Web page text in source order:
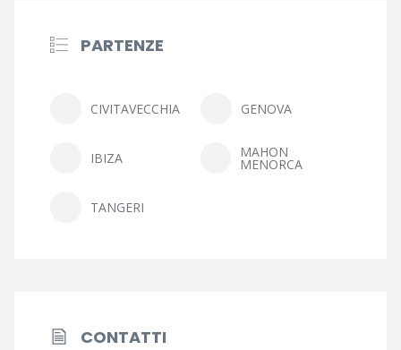
PARTENZE
CIVITAVECCHIA GENOVA
IBIZA MAHON
MENORCA
TANGERI
CONTATTI